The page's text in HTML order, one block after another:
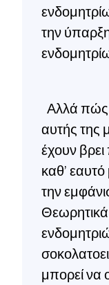
την
Αλλά πώς
αυτής της
έχουν
καθ’ εαυτό
την
μπορεί να